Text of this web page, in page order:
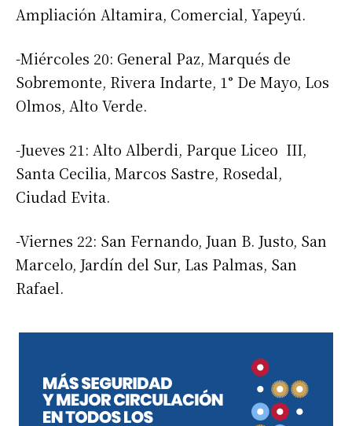
Ampliación Altamira, Comercial, Yapeyú.
-Miércoles 20: General Paz, Marqués de
Sobremonte, Rivera Indarte, 1° De Mayo, Los
Olmos, Alto Verde.
-Jueves 21: Alto Alberdi, Parque Liceo III,
Santa Cecilia, Marcos Sastre, Rosedal,
Ciudad Evita.
-Viernes 22: San Fernando, Juan B. Justo, San
Marcelo, Jardín del Sur, Las Palmas, San
Rafael.